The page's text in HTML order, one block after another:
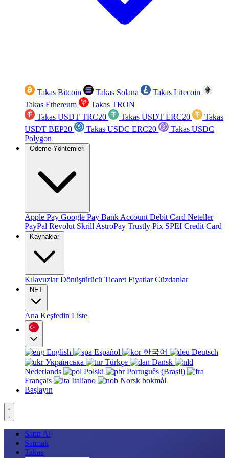
Takas Bitcoin Takas Solana
Takas Litecoin
Takas Ethereum
Takas TRON
Takas USDT TRC20
Takas USDT ERC20
Takas
USDT BEP20
Takas USDC ERC20
Takas USDC
Polygon
Ödeme Yöntemleri
Apple Pay Google Pay Bank Account Debit Card Neteller
PayPal Revolut Skrill AstroPay Trustly Pix SPEI Credit Card
Kaynaklar
KılavuzlarDönüştürücü Ticaret FiyatlarCüzdanlar
NFT
Ana Keşfedin Liste
English Español 한국어
Deutsch
Українська
Türkçe
Dansk
Nederlands
Polski
Português (Brasil)
Français
Italiano
Norsk bokmål
Başlayın
Satın Al
Satmak
Takas